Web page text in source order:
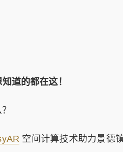
道的都在这！
空间计算技术助力景德